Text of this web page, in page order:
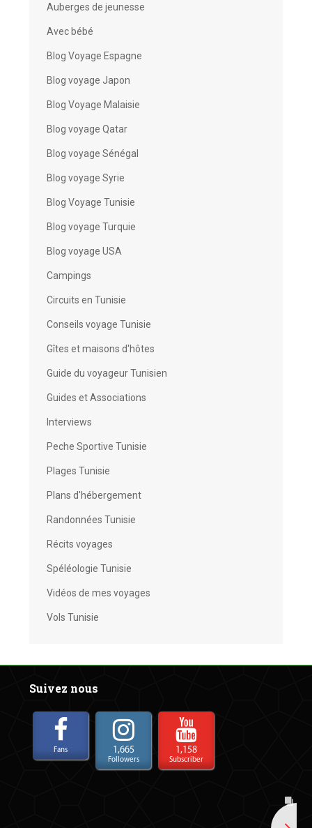
Auberges de jeunesse
Avec bébé
Blog Voyage Espagne
Blog voyage Japon
Blog Voyage Malaisie
Blog voyage Qatar
Blog voyage Sénégal
Blog voyage Syrie
Blog Voyage Tunisie
Blog voyage Turquie
Blog voyage USA
Campings
Circuits en Tunisie
Conseils voyage Tunisie
Gîtes et maisons d'hôtes
Guide du voyageur Tunisien
Guides et Associations
Interviews
Peche Sportive Tunisie
Plages Tunisie
Plans d'hébergement
Randonnées Tunisie
Récits voyages
Spéléologie Tunisie
Vidéos de mes voyages
Vols Tunisie
Suivez nous
Fans 1,665
Followers
1,158
Subscriber